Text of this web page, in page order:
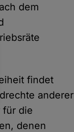
dem
findet
anderer
für die
denen